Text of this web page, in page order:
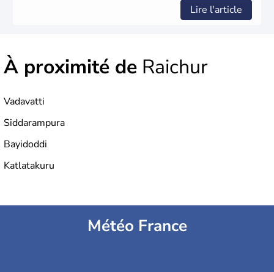
Lire l'article
À proximité de Raichur
Vadavatti
Siddarampura
Bayidoddi
Katlatakuru
Météo France